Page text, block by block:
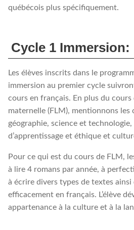
québécois plus spécifiquement.
Cycle 1 Immersion:
Les élèves inscrits dans le
immersion au premier cycle
cours en français. En plus du cours
maternelle (FLM), mentionnons les
géographie, science et
d’apprentissage et éthique et
Pour ce qui est du cours de FLM,
à lire 4 romans par année, à
à écrire divers types de textes ainsi
efficacement en français. L’élève
appartenance à la culture et à la